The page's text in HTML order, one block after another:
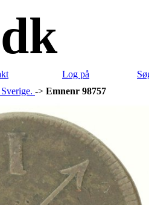
Log på
-> Emnenr 98757